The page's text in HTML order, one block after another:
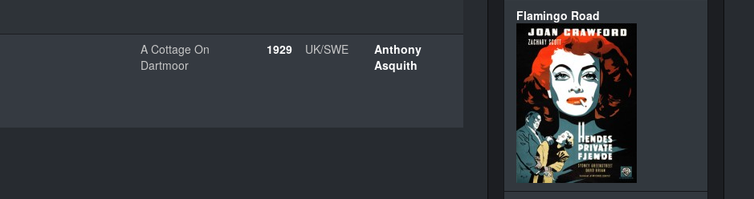
A Cottage On
Dartmoor
1929 UK/SWE
Anthony
Asquith
Flamingo Road